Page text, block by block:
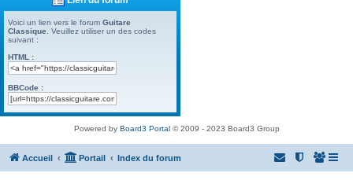
Voici un lien vers le forum Guitare
Classique . Veuillez utiliser un des codes
suivant :
HTML :
BBCode :
Powered by Board3 Portal© 2009 - 2023 Board3 Group
Accueil Portail Index du forum